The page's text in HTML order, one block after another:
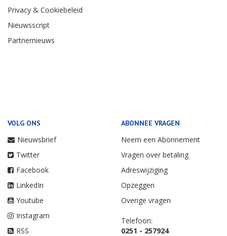
Privacy & Cookiebeleid
Nieuwsscript
Partnernieuws
VOLG ONS
Nieuwsbrief
Twitter
Facebook
LinkedIn
Youtube
Instagram
RSS
ABONNEE VRAGEN
Neem een Abonnement
Vragen over betaling
Adreswijziging
Opzeggen
Overige vragen
Telefoon:
0251 - 257924